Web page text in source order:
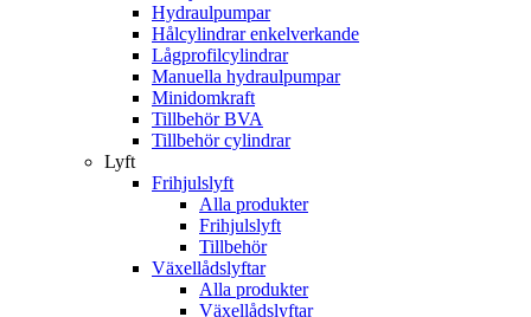
Hydraulpumpar
Hålcylindrar enkelverkande
Lågprofilcylindrar
Manuella hydraulpumpar
Minidomkraft
Tillbehör BVA
Tillbehör cylindrar
Lyft
Frihjulslyft
Alla produkter
Frihjulslyft
Tillbehör
Växellådslyftar
Alla produkter
Växellådslyftar